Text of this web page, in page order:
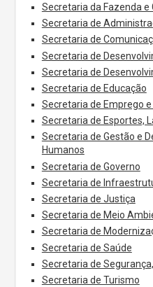
Secretaria da Fazenda e
Secretaria de
Secretaria de
Secretaria de
Secretaria de
Secretaria de Educação
Secretaria de Emprego
Secretaria de Esportes,
Secretaria de Gestão e
Humanos
Secretaria de Governo
Secretaria de
Secretaria de Justiça
Secretaria de Meio
Secretaria de
Secretaria de Saúde
Secretaria de
Secretaria de Turismo